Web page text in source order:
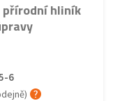
hliník
6